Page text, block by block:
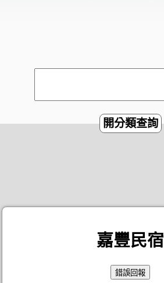
開分類查詢
嘉豐民宿